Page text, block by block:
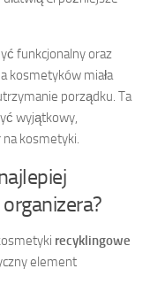
funkcjonalny oraz
kosmetyków miała
porządku. Ta
wyjątkowy,
kosmetyki.
recyklingowe
element